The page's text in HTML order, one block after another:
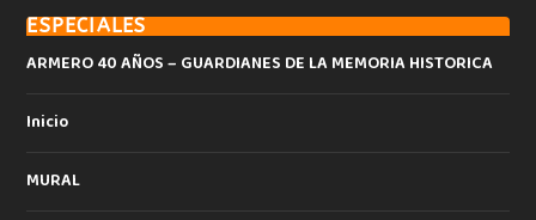
ESPECIALES
ARMERO 40 AÑOS – GUARDIANES DE LA MEMORIA HISTORICA
Inicio
MURAL